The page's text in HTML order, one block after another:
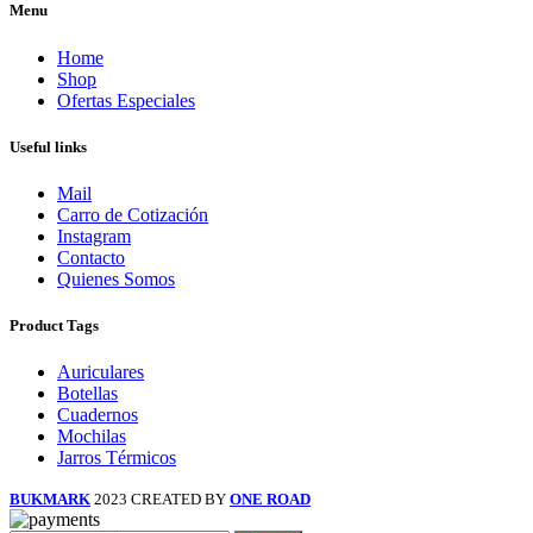
Menu
Home
Shop
Ofertas Especiales
Useful links
Mail
Carro de Cotización
Instagram
Contacto
Quienes Somos
Product Tags
Auriculares
Botellas
Cuadernos
Mochilas
Jarros Térmicos
BUKMARK 2023 CREATED BY ONE ROAD